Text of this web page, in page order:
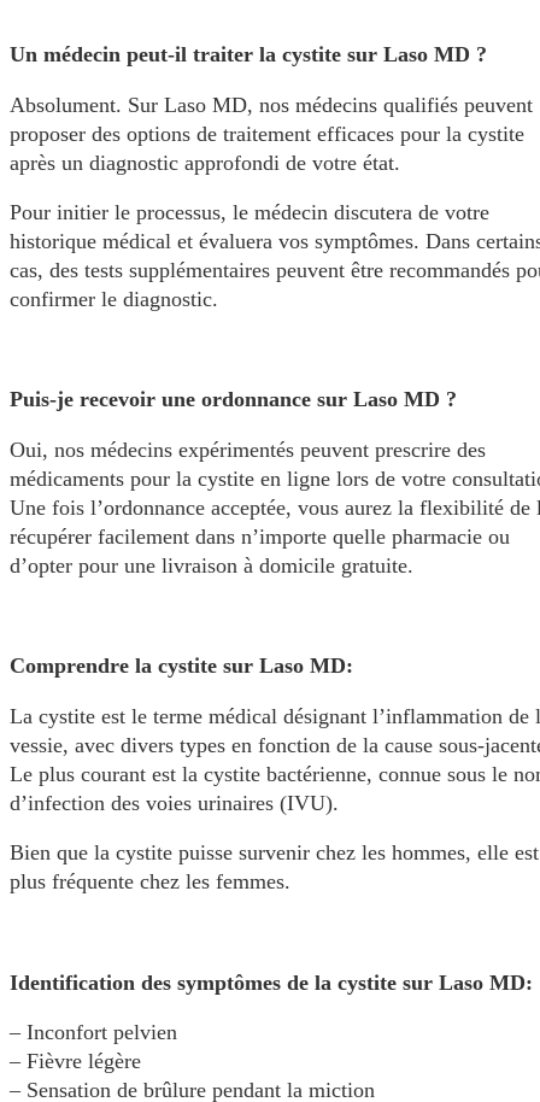
Un médecin peut-il traiter la cystite sur Laso MD ?
Absolument. Sur Laso MD, nos médecins qualifiés peuvent
proposer des options de traitement efficaces pour la cystite
après un diagnostic approfondi de votre état.
Pour initier le processus, le médecin discutera de votre
historique médical et évaluera vos symptômes. Dans
cas, des tests supplémentaires peuvent être recommandés
confirmer le diagnostic.
Puis-je recevoir une ordonnance sur Laso MD ?
Oui, nos médecins expérimentés peuvent prescrire des
médicaments pour la cystite en ligne lors de votre
Une fois l’ordonnance acceptée, vous aurez la flexibilité de
récupérer facilement dans n’importe quelle pharmacie ou
d’opter pour une livraison à domicile gratuite.
Comprendre la cystite sur Laso MD:
La cystite est le terme médical désignant l’inflammation de
vessie, avec divers types en fonction de la cause sous-
Le plus courant est la cystite bactérienne, connue sous le
d’infection des voies urinaires (IVU).
Bien que la cystite puisse survenir chez les hommes, elle est
plus fréquente chez les femmes.
Identification des symptômes de la cystite sur Laso MD:
– Inconfort pelvien
– Fièvre légère
– Sensation de brûlure pendant la miction